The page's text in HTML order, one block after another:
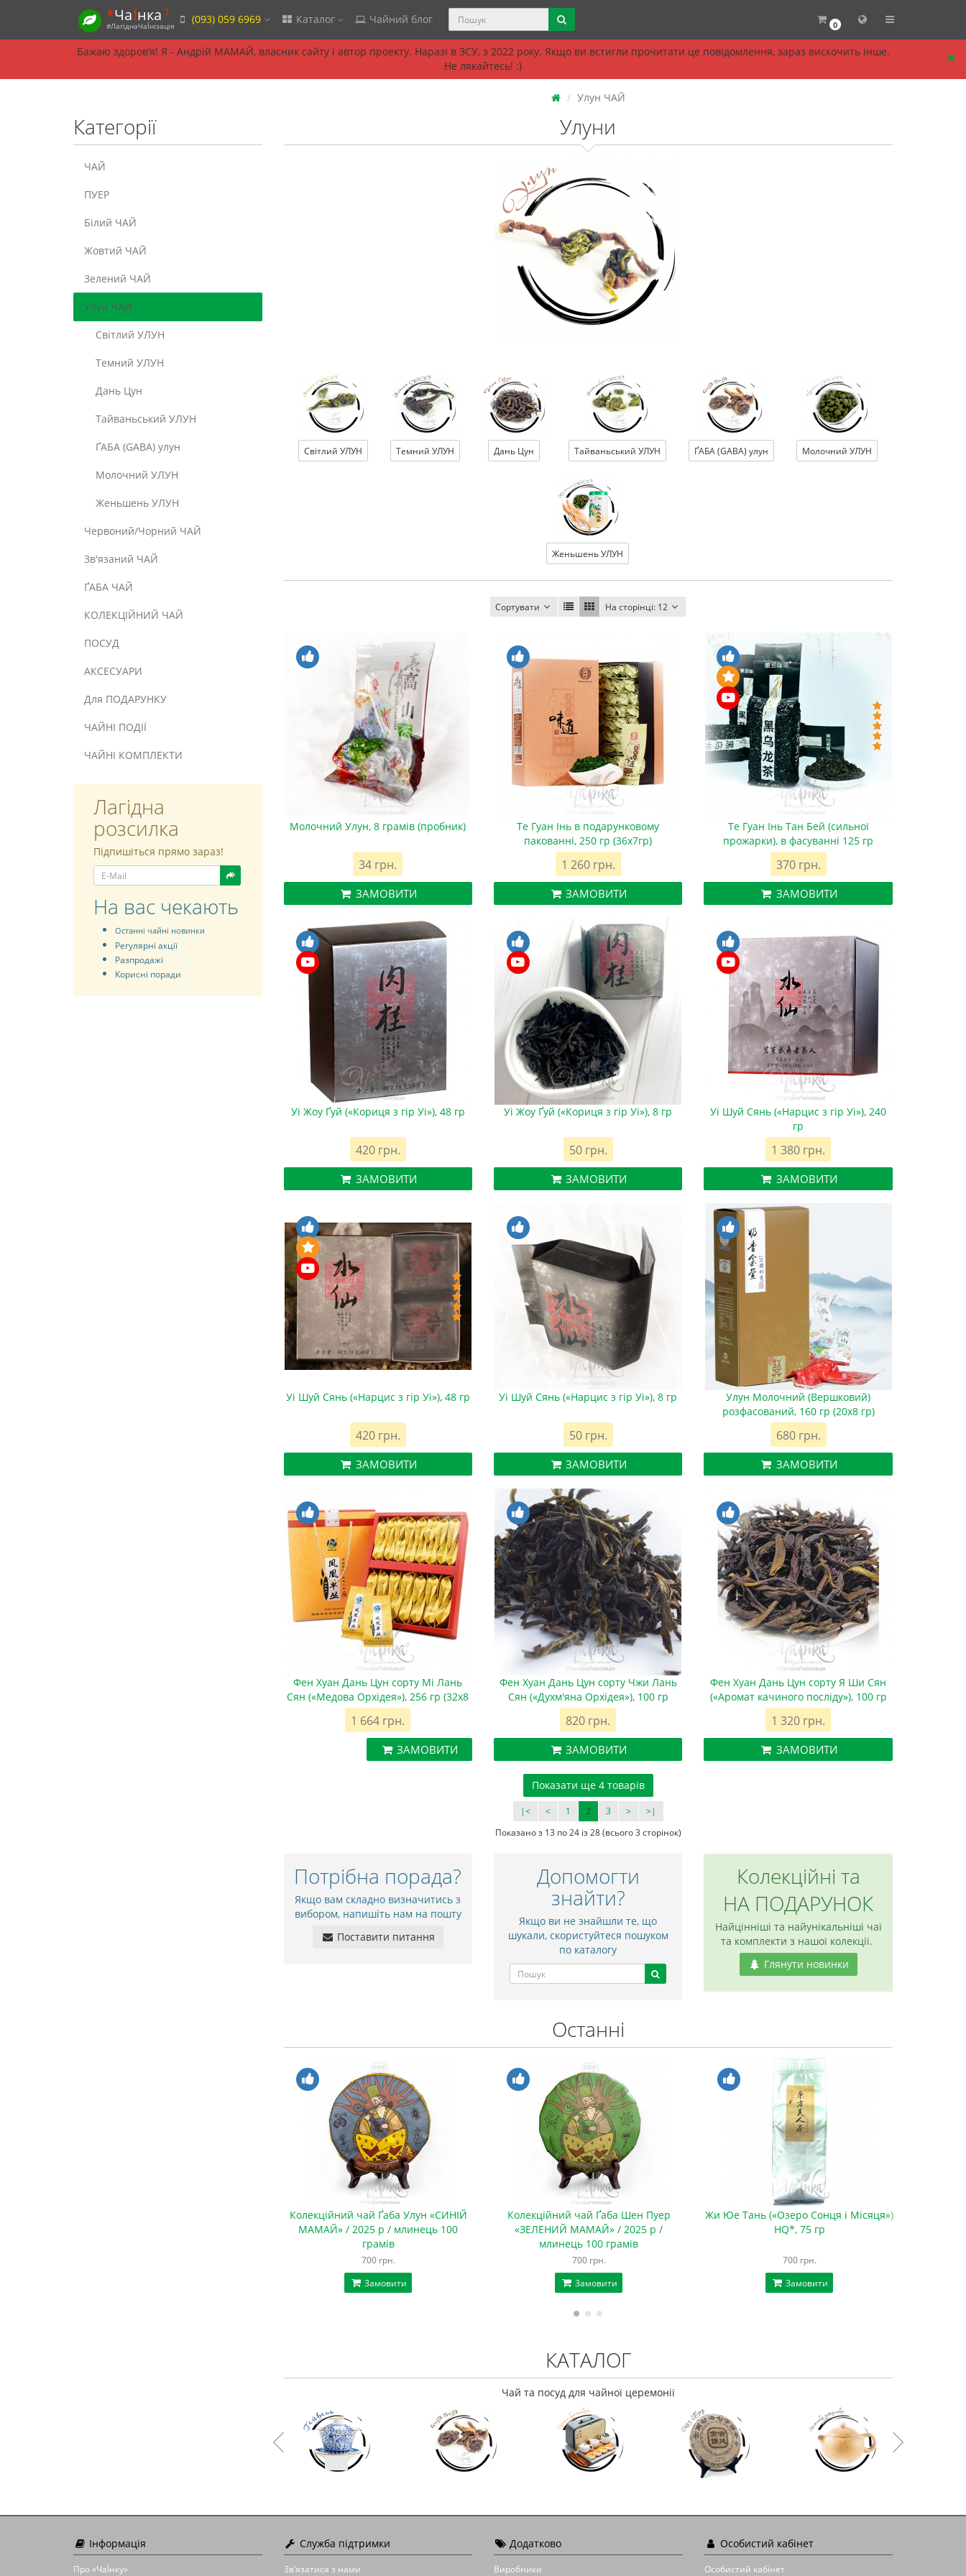
Бажаю здоровʼя! Я - Андрій МАМАЙ, власник сайту і автор проекту. Наразі в ЗСУ, з 2022 року. Якщо ви встигли прочитати це повідомлення, зараз вискочить інше.
Не лякайтесь! :)
*ЧаЇнка:)
#ЛагіднаЧаЇнізація (093) 059 6969 Каталог Чайний блог 0
Категорії
ЧАЙ
ПУЕР
Білий ЧАЙ
Жовтий ЧАЙ
Зелений ЧАЙ
Улун ЧАЙ
Світлий УЛУН
Темний УЛУН
Дань Цун
Тайваньський УЛУН
ҐАБА (GABA) улун
Молочний УЛУН
Женьшень УЛУН
Червоний/Чорний ЧАЙ
Зв'язаний ЧАЙ
ҐАБА ЧАЙ
КОЛЕКЦІЙНИЙ ЧАЙ
ПОСУД
АКСЕСУАРИ
Для ПОДАРУНКУ
ЧАЙНІ ПОДІЇ
ЧАЙНІ КОМПЛЕКТИ
Лагідна
розсилка
Підпишіться прямо зараз!
На вас чекають
Останні чайні новинки
Регулярні акції
Разпродажі
Корисні поради
Улун ЧАЙ
Улуни
Світлий УЛУН Темний УЛУН Дань Цун Тайваньський УЛУН ҐАБА (GABA) улун Молочний УЛУН
Женьшень УЛУН
Сортувати На сторінці: 12
Молочний Улун, 8 грамів (пробник)
34 грн.
ЗАМОВИТИ
Те Гуан Інь в подарунковому
пакованні, 250 гр (36х7гр)
1 260 грн.
ЗАМОВИТИ
Те Гуан Інь Тан Бей (сильної
прожарки), в фасуванні 125 гр
370 грн.
ЗАМОВИТИ
Уі Жоу Ґуй («Кориця з гір Уі»), 48 гр
420 грн.
ЗАМОВИТИ
Уі Жоу Ґуй («Кориця з гір Уі»), 8 гр
50 грн.
ЗАМОВИТИ
Уі Шуй Сянь («Нарцис з гір Уі»), 240
гр
1 380 грн.
ЗАМОВИТИ
Уі Шуй Сянь («Нарцис з гір Уі»), 48 гр
420 грн.
ЗАМОВИТИ
Уі Шуй Сянь («Нарцис з гір Уі»), 8 гр
50 грн.
ЗАМОВИТИ
Улун Молочний (Вершковий)
розфасований, 160 гр (20х8 гр)
680 грн.
ЗАМОВИТИ
Фен Хуан Дань Цун сорту Мі Лань
Сян («Медова Орхідея»), 256 гр (32х8
гр)
1 664 грн.
ЗАМОВИТИ
Фен Хуан Дань Цун сорту Чжи Лань
Сян («Духм'яна Орхідея»), 100 гр
820 грн.
ЗАМОВИТИ
Фен Хуан Дань Цун сорту Я Ши Сян
(«Аромат качиного посліду»), 100 гр
1 320 грн.
ЗАМОВИТИ
Показати ще 4 товарів
|< < 1 2 3 > >|
Показано з 13 по 24 із 28 (всього 3 сторінок)
Потрібна порада?
Якщо вам складно визначитись з
вибором, напишіть нам на пошту
Поставити питання
Допомогти
знайти?
Якщо ви не знайшли те, що
шукали, скористуйтеся пошуком
по каталогу
Колекційні та
НА ПОДАРУНОК
Найцінніші та найунікальніші чаї
та комплекти з нашої колекції.
Глянути новинки
Останні
Колекційний чай Ґаба Улун «СИНІЙ
МАМАЙ» / 2025 р / млинець 100
грамів
700 грн.
Замовити
Колекційний чай Ґаба Шен Пуер
«ЗЕЛЕНИЙ МАМАЙ» / 2025 р /
млинець 100 грамів
700 грн.
Замовити
Жи Юе Тань («Озеро Сонця і Місяця»)
HQ*, 75 гр
700 грн.
Замовити
КАТАЛОГ
Чай та посуд для чайної церемонії
Інформація
Про «ЧаЇнку»
Служба підтримки
Зв’язатися з нами
Додатково
Виробники
Особистий кабінет
Особистий кабінет